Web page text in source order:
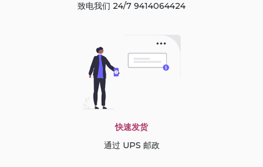
致电我们 24/7 9414064424
快速发货
通过 UPS 邮政